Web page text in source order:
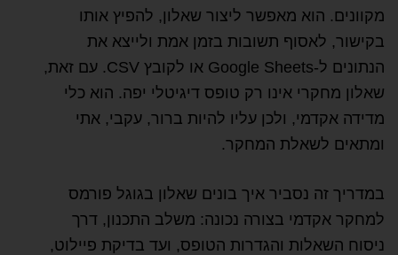
מקוונים. הוא מאפשר ליצור שאלון, להפיץ אותו
בקישור, לאסוף תשובות בזמן אמת ולייצא את
הנתונים ל-Google Sheets או לקובץ CSV. עם זאת,
שאלון מחקרי אינו רק טופס דיגיטלי יפה. הוא כלי
מדידה אקדמי, ולכן עליו להיות ברור, עקבי, אתי
ומתאים לשאלת המחקר.
במדריך זה נסביר איך בונים שאלון בגוגל פורמס
למחקר אקדמי בצורה נכונה: משלב התכנון, דרך
ניסוח השאלות והגדרות הטופס, ועד בדיקת פיילוט,